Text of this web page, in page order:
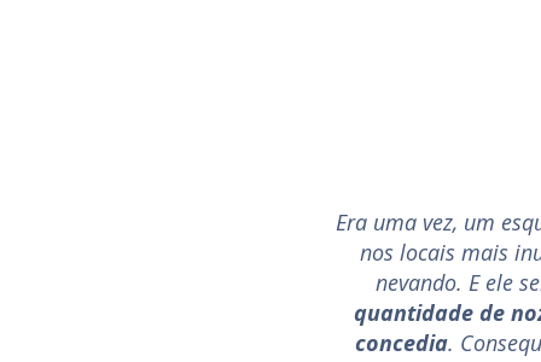
Era uma vez, um
nos locais mais
nevando. E ele
quantidade de
concedia.